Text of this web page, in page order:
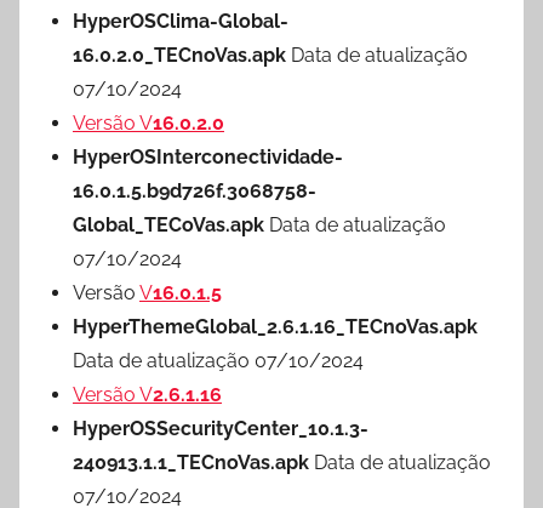
HyperOSClima-Global-
16.0.2.0_TECnoVas.apk Data de atualização
07/10/2024
Versão V16.0.2.0
HyperOSInterconectividade-
16.0.1.5.b9d726f.3068758-
Global_TECoVas.apk Data de atualização
07/10/2024
Versão V16.0.1.5
HyperThemeGlobal_2.6.1.16_TECnoVas.apk
Data de atualização 07/10/2024
Versão V2.6.1.16
HyperOSSecurityCenter_10.1.3-
240913.1.1_TECnoVas.apk Data de atualização
07/10/2024